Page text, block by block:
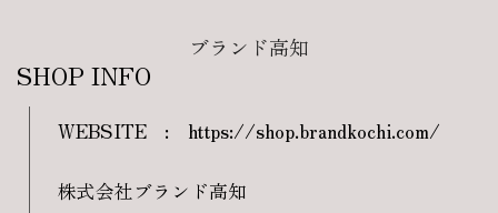
ブランド高知
SHOP INFO
WEBSITE : https://shop.brandkochi.com/
株式会社ブランド高知